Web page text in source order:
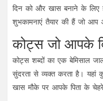
दिन को और खास बनाने के
शुभकामनाएं तैयार की हैं जो
कोट्स जो आपके
कोट्स शब्दों का एक बेमिसाल
सुंदरता से व्यक्त करता है।
खास मौके पर आपके पिता के